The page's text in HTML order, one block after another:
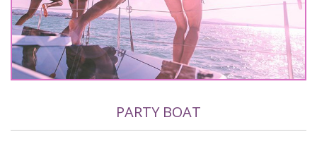
PARTY BOAT